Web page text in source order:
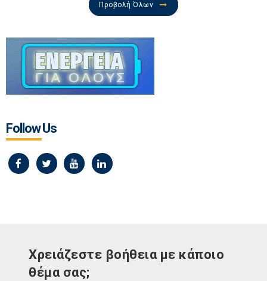
Προβολή Όλων
Follow Us
Χρειάζεστε βοήθεια με κάποιο
θέμα σας;